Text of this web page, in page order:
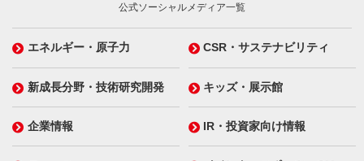
公式ソーシャルメディア一覧
エネルギー・原子力 CSR・サステナビリティ
新成長分野・技術研究開発 キッズ・展示館
企業情報 IR・投資家向け情報